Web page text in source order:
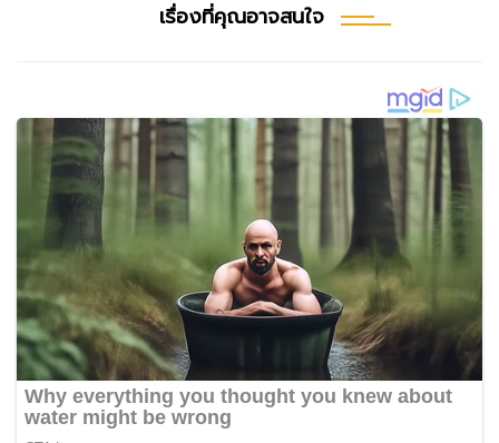
เรื่องที่คุณอาจสนใจ